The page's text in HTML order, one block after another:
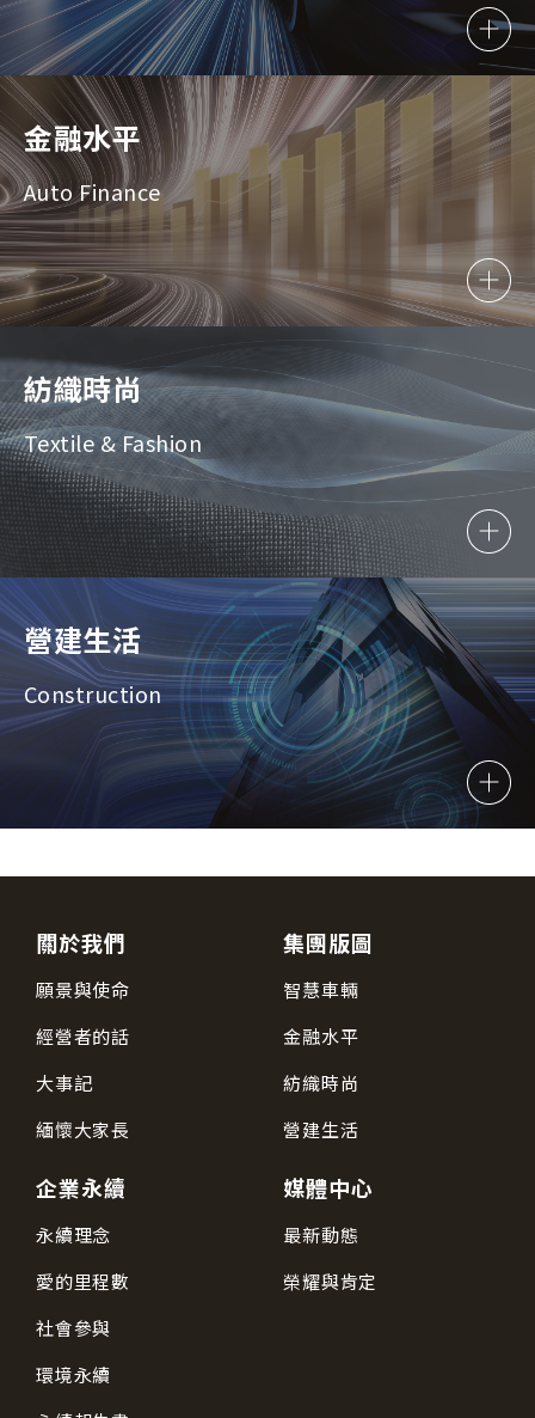
金融水平
Auto Finance
紡織時尚
Textile & Fashion
營建生活
Construction
關於我們
願景與使命
經營者的話
大事記
緬懷大家長
集團版圖
智慧車輛
金融水平
紡織時尚
營建生活
企業永續
永續理念
愛的里程數
社會參與
環境永續
媒體中心
最新動態
榮耀與肯定